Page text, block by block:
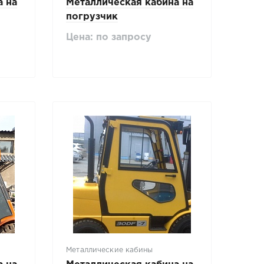
на
Металлическая кабина на
погрузчик
Цена: по запросу
Металлические кабины